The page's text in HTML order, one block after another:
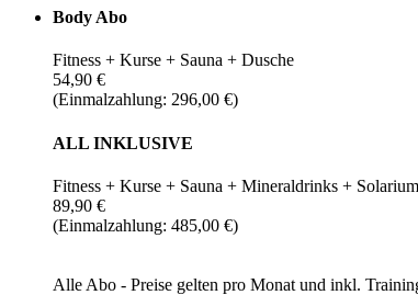
Body Abo
Fitness + Kurse + Sauna + Dusche
54,90 €
(Einmalzahlung: 296,00 €)
ALL INKLUSIVE
Fitness + Kurse + Sauna + Mineraldrinks +
89,90 €
(Einmalzahlung: 485,00 €)
Alle Abo - Preise gelten pro Monat und inkl.